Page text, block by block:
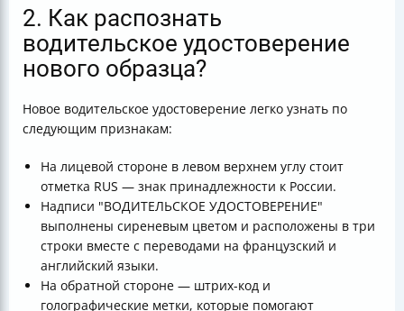
2. Как распознать
водительское удостоверение
нового образца?
Новое водительское удостоверение легко узнать по
следующим признакам:
На лицевой стороне в левом верхнем углу стоит
отметка RUS — знак принадлежности к России.
Надписи "ВОДИТЕЛЬСКОЕ УДОСТОВЕРЕНИЕ"
выполнены сиреневым цветом и расположены в три
строки вместе с переводами на французский и
английский языки.
На обратной стороне — штрих-код и
голографические метки, которые помогают